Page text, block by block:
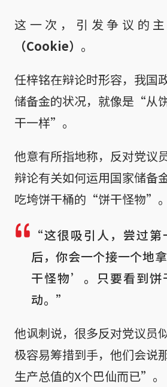
这一次，引发争议的
（Cookie） 。
任梓铭在辩论时形容，我国
储备金的状况，就像是“从
干一样”。
他意有所指地称，反对党议
辩论有关如何运用国家储备
吃垮饼干桶的“饼干怪物”。
“这很吸引人，尝过
后，你会一个接一个地
干怪物’。只要看到饼
动。”
他讽刺说，很多反对党议员
极容易筹措到手，他们会说
生产总值的X个巴仙而已”。